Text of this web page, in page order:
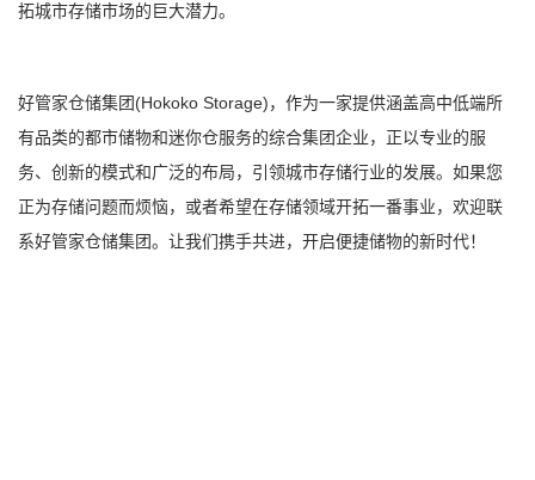
拓城市存储市场的巨大潜力。
好管家仓储集团 (Hokoko Storage) ，作为一家提供涵盖高中低端所
有品类的都市储物和迷你仓服务的综合集团企业，正以专业的服
务、创新的模式和广泛的布局，引领城市存储行业的发展。如果您
正为存储问题而烦恼，或者希望在存储领域开拓一番事业，欢迎联
系好管家仓储集团。让我们携手共进，开启便捷储物的新时代！